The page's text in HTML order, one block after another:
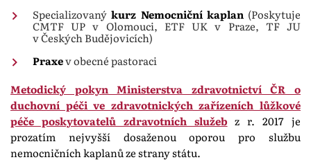
Specializovanýkurz Nemocniční kaplan(Poskytuje
CMTF UP v Olomouci, ETF UK v Praze, TF JU
v Českých Budějovicích)
Praxev obecné pastoraci
Metodický pokyn Ministerstva zdravotnictví ČR o
duchovní péči ve zdravotnických zařízeních lůžkové
péče poskytovatelů zdravotních služeb z r. 2017 je
prozatím nejvyšší dosaženou oporou pro službu
nemocničních kaplanů ze strany státu.